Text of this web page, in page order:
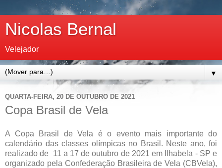
Nicolas Bernal
Velejador
▼
QUARTA-FEIRA, 20 DE OUTUBRO DE 2021
Copa Brasil de Vela
A Copa Brasil de Vela é o evento mais importante do
calendário das classes olímpicas no Brasil. Neste ano, foi
realizado de 11 a 17 de outubro de 2021 em Ilhabela - SP e
organizado pela Confederação Brasileira de Vela (CBVela),